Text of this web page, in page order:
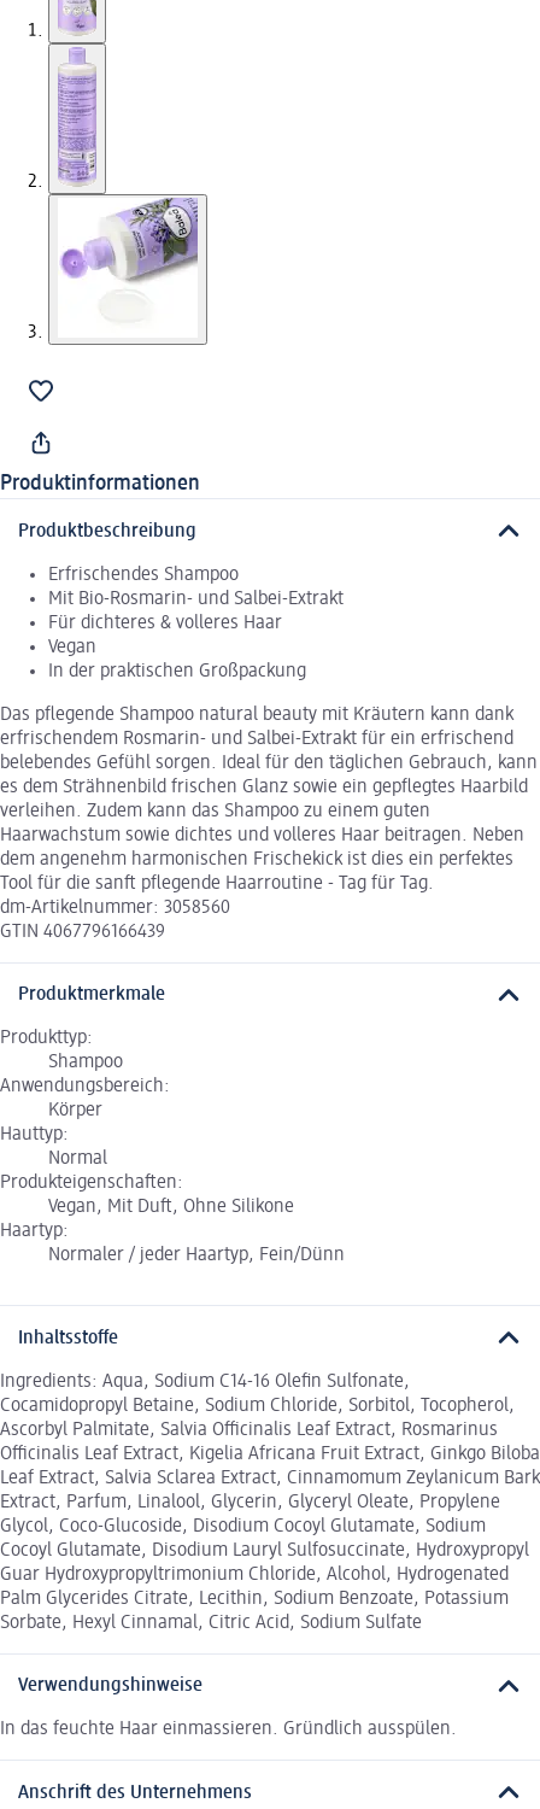
Produktinformationen
Produktbeschreibung
Erfrischendes Shampoo
Mit Bio-Rosmarin- und Salbei-Extrakt
Für dichteres & volleres Haar
Vegan
In der praktischen Großpackung
Das pflegende Shampoo natural beauty mit Kräutern kann dank
erfrischendem Rosmarin- und Salbei-Extrakt für ein erfrischend
belebendes Gefühl sorgen. Ideal für den täglichen Gebrauch, kann
es dem Strähnenbild frischen Glanz sowie ein gepflegtes Haarbild
verleihen. Zudem kann das Shampoo zu einem guten
Haarwachstum sowie dichtes und volleres Haar beitragen. Neben
dem angenehm harmonischen Frischekick ist dies ein perfektes
Tool für die sanft pflegende Haarroutine - Tag für Tag.
dm-Artikelnummer: 3058560
GTIN 4067796166439
Produktmerkmale
Produkttyp:
Shampoo
Anwendungsbereich:
Körper
Hauttyp:
Normal
Produkteigenschaften:
Vegan, Mit Duft, Ohne Silikone
Haartyp:
Normaler / jeder Haartyp, Fein/Dünn
Inhaltsstoffe
Ingredients: Aqua, Sodium C14-16 Olefin Sulfonate,
Cocamidopropyl Betaine, Sodium Chloride, Sorbitol, Tocopherol,
Ascorbyl Palmitate, Salvia Officinalis Leaf Extract, Rosmarinus
Officinalis Leaf Extract, Kigelia Africana Fruit Extract, Ginkgo Biloba
Leaf Extract, Salvia Sclarea Extract, Cinnamomum Zeylanicum Bark
Extract, Parfum, Linalool, Glycerin, Glyceryl Oleate, Propylene
Glycol, Coco-Glucoside, Disodium Cocoyl Glutamate, Sodium
Cocoyl Glutamate, Disodium Lauryl Sulfosuccinate, Hydroxypropyl
Guar Hydroxypropyltrimonium Chloride, Alcohol, Hydrogenated
Palm Glycerides Citrate, Lecithin, Sodium Benzoate, Potassium
Sorbate, Hexyl Cinnamal, Citric Acid, Sodium Sulfate
Verwendungshinweise
In das feuchte Haar einmassieren. Gründlich ausspülen.
Anschrift des Unternehmens